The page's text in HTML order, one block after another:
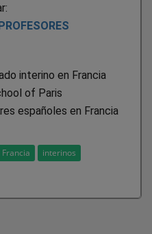
interino en Francia
of Paris
españoles en Francia
Francia
interinos